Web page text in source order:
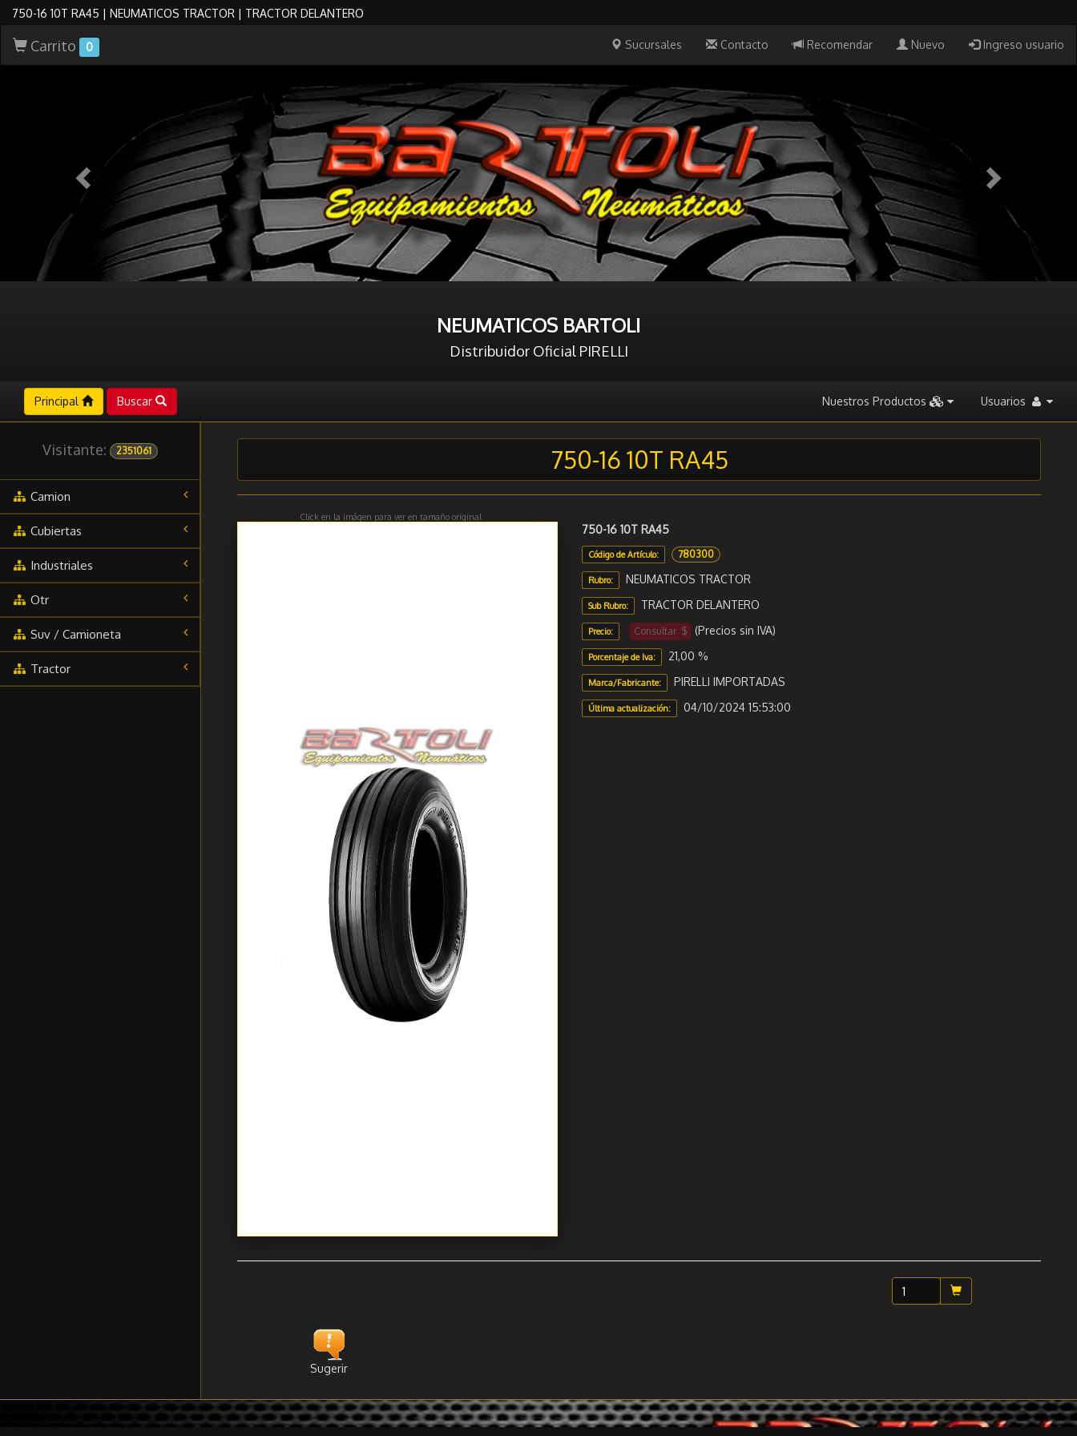
750-16 10T RA45 | NEUMATICOS TRACTOR | TRACTOR DELANTERO
Carrito 0 Sucursales Contacto Recomendar Nuevo Ingreso usuario
NEUMATICOS BARTOLI
Distribuidor Oficial PIRELLI
Principal Buscar Nuestros Productos Usuarios
Visitante: 2351061
Camion
Cubiertas
Industriales
Otr
Suv / Camioneta
Tractor
750-16 10T RA45
Click en la imágen para ver en tamaño original
750-16 10T RA45
Código de Artículo: 780300
Rubro: NEUMATICOS TRACTOR
Sub Rubro: TRACTOR DELANTERO
Precio: Consultar $ (Precios sin IVA)
Porcentaje de Iva: 21,00 %
Marca/Fabricante: PIRELLI IMPORTADAS
Última actualización: 04/10/2024 15:53:00
Sugerir